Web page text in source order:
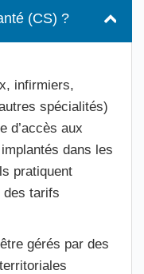
(CS) ?
infirmiers,
spécialités)
d’accès aux
dans les
pratiquent
des tarifs
gérés par des